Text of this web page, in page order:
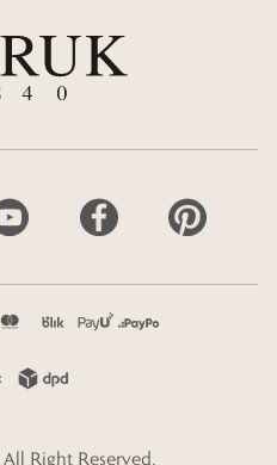
All Right Reserved.